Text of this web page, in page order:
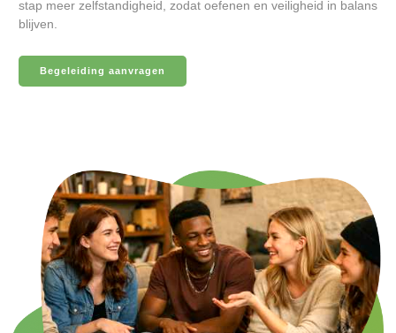
stap meer zelfstandigheid, zodat oefenen en veiligheid in balans
blijven.
Begeleiding aanvragen